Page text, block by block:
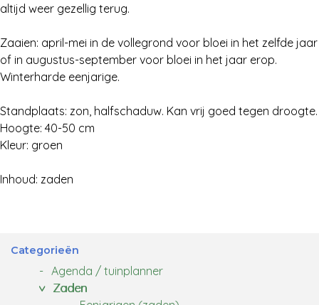
altijd weer gezellig terug.
Zaaien: april-mei in de vollegrond voor bloei in het zelfde jaar
of in augustus-september voor bloei in het jaar erop.
Winterharde eenjarige.
Standplaats: zon, halfschaduw. Kan vrij goed tegen droogte.
Hoogte: 40-50 cm
Kleur: groen
Inhoud: zaden
Categorieën
Agenda / tuinplanner
Zaden